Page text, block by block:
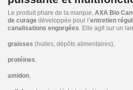
Le produit phare de la marque, AXA Bio
de curage développée pour l’entretien
canalisations engorgées. Elle agit sur un
graisses (huiles, dépôts alimentaires),
protéines,
amidon,